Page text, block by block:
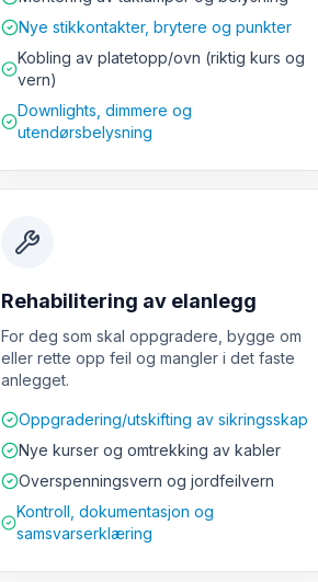
Nye stikkontakter, brytere og punkter
Kobling av platetopp/ovn (riktig kurs og
vern)
Downlights, dimmere og
utendørsbelysning
Rehabilitering av elanlegg
For deg som skal oppgradere, bygge om
eller rette opp feil og mangler i det faste
anlegget.
Oppgradering/utskifting av sikringsskap
Nye kurser og omtrekking av kabler
Overspenningsvern og jordfeilvern
Kontroll, dokumentasjon og
samsvarserklæring